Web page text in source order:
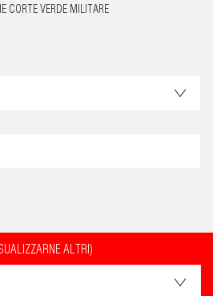
CORTE VERDE MILITARE
ALTRI)